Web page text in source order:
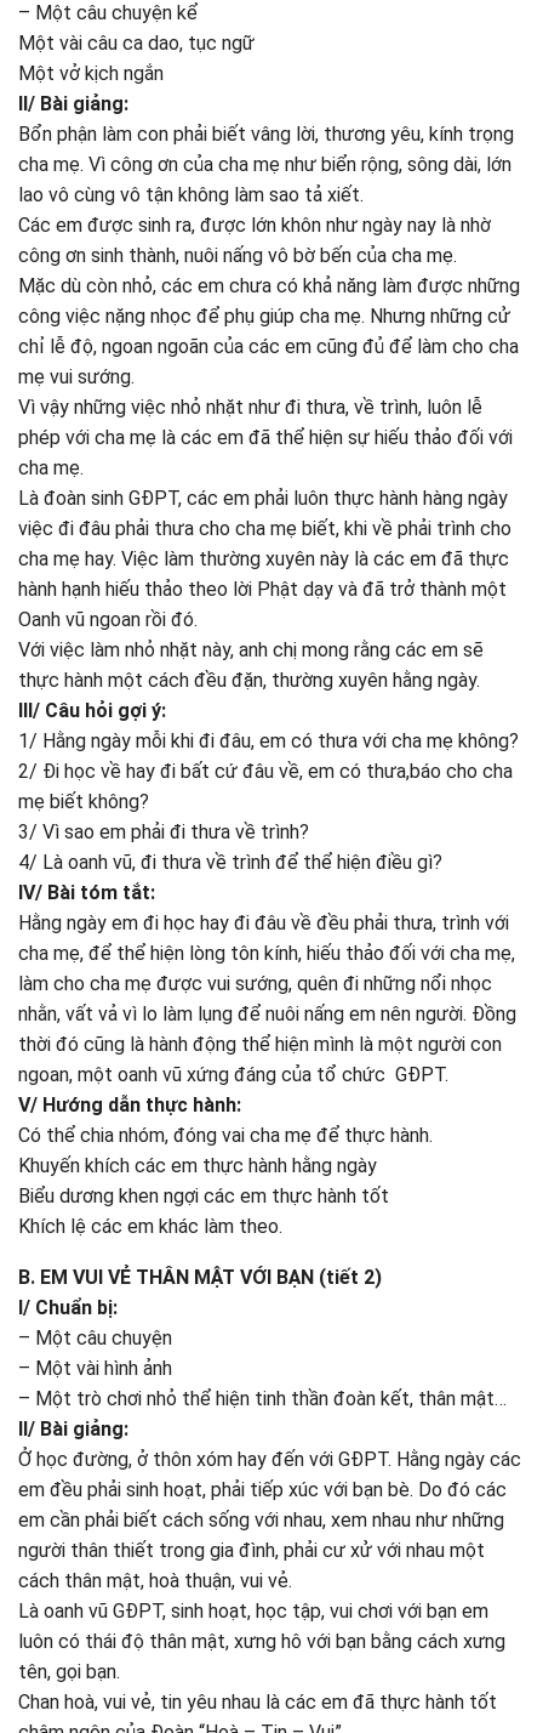
– Một câu chuyện kể
Một vài câu ca dao, tục ngữ
Một vở kịch ngắn
II/ Bài giảng:
Bổn phận làm con phải biết vâng lời, thương yêu, kính trọng
cha mẹ. Vì công ơn của cha mẹ như biển rộng, sông dài, lớn
lao vô cùng vô tận không làm sao tả xiết.
Các em được sinh ra, được lớn khôn như ngày nay là nhờ
công ơn sinh thành, nuôi nấng vô bờ bến của cha mẹ.
Mặc dù còn nhỏ, các em chưa có khả năng làm được những
công việc nặng nhọc để phụ giúp cha mẹ. Nhưng những cử
chỉ lễ độ, ngoan ngoãn của các em cũng đủ để làm cho cha
mẹ vui sướng.
Vì vậy những việc nhỏ nhặt như đi thưa, về trình, luôn lễ
phép với cha mẹ là các em đã thể hiện sự hiếu thảo đối với
cha mẹ.
Là đoàn sinh GĐPT, các em phải luôn thực hành hàng ngày
việc đi đâu phải thưa cho cha mẹ biết, khi về phải trình cho
cha mẹ hay. Việc làm thường xuyên này là các em đã thực
hành hạnh hiếu thảo theo lời Phật dạy và đã trở thành một
Oanh vũ ngoan rồi đó.
Với việc làm nhỏ nhặt này, anh chị mong rằng các em sẽ
thực hành một cách đều đặn, thường xuyên hằng ngày.
III/ Câu hỏi gợi ý:
1/ Hằng ngày mỗi khi đi đâu, em có thưa với cha mẹ không?
2/ Đi học về hay đi bất cứ đâu về, em có thưa,báo cho cha
mẹ biết không?
3/ Vì sao em phải đi thưa về trình?
4/ Là oanh vũ, đi thưa về trình để thể hiện điều gì?
IV/ Bài tóm tắt:
Hằng ngày em đi học hay đi đâu về đều phải thưa, trình với
cha mẹ, để thể hiện lòng tôn kính, hiếu thảo đối với cha mẹ,
làm cho cha mẹ được vui sướng, quên đi những nổi nhọc
nhằn, vất vả vì lo làm lụng để nuôi nấng em nên người. Đồng
thời đó cũng là hành động thể hiện mình là một người con
ngoan, một oanh vũ xứng đáng của tổ chức GĐPT.
V/ Hướng dẫn thực hành:
Có thể chia nhóm, đóng vai cha mẹ để thực hành.
Khuyến khích các em thực hành hằng ngày
Biểu dương khen ngợi các em thực hành tốt
Khích lệ các em khác làm theo.
B. EM VUI VẺ THÂN MẬT VỚI BẠN (tiết 2)
I/ Chuẩn bị:
– Một câu chuyện
– Một vài hình ảnh
– Một trò chơi nhỏ thể hiện tinh thần đoàn kết, thân mật…
II/ Bài giảng:
Ở học đường, ở thôn xóm hay đến với GĐPT. Hằng ngày các
em đều phải sinh hoạt, phải tiếp xúc với bạn bè. Do đó các
em cần phải biết cách sống với nhau, xem nhau như những
người thân thiết trong gia đình, phải cư xử với nhau một
cách thân mật, hoà thuận, vui vẻ.
Là oanh vũ GĐPT, sinh hoạt, học tập, vui chơi với bạn em
luôn có thái độ thân mật, xưng hô với bạn bằng cách xưng
tên, gọi bạn.
Chan hoà, vui vẻ, tin yêu nhau là các em đã thực hành tốt